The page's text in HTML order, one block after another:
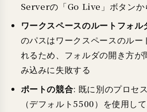
Serverの「Go Live」ボタンか
ワークスペースのルートフォル
のパスはワークスペースのルー
れるため、フォルダの開き方が
み込みに失敗する
ポートの競合: 既に別のプロセ
（デフォルト5500）を使用し